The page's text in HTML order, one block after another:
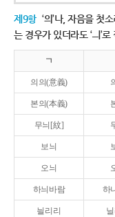
제9항 ‘의’나, 자음을 첫
는 경우가 있더라도 ‘ㅢ’
ㄱ
의의(意義)
본의(本義)
무늬[紋]
보늬
오늬
하늬바람 하
늴리리